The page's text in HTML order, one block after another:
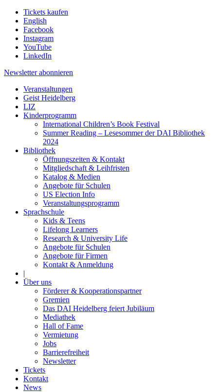
Tickets kaufen
English
Facebook
Instagram
YouTube
LinkedIn
Newsletter abonnieren
Veranstaltungen
Geist Heidelberg
LIZ
Kinderprogramm
International Children’s Book Festival
Summer Reading – Lesesommer der DAI Bibliothek
2024
Bibliothek
Öffnungszeiten & Kontakt
Mitgliedschaft & Leihfristen
Katalog & Medien
Angebote für Schulen
US Election Info
Veranstaltungsprogramm
Sprachschule
Kids & Teens
Lifelong Learners
Research & University Life
Angebote für Schulen
Angebote für Firmen
Kontakt & Anmeldung
|
Über uns
Förderer & Kooperationspartner
Gremien
Das DAI Heidelberg feiert Jubiläum
Mediathek
Hall of Fame
Vermietung
Jobs
Barrierefreiheit
Newsletter
Tickets
Kontakt
News